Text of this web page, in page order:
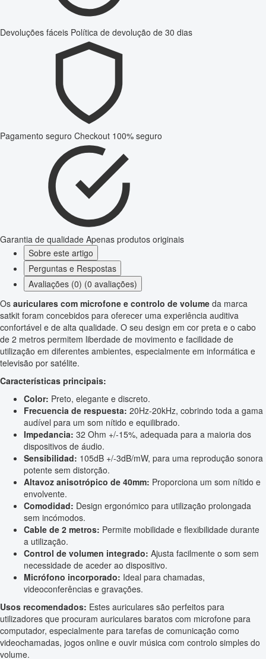
Devoluções fáceis Política de devolução de 30 dias
Pagamento seguro Checkout 100% seguro
Garantia de qualidade Apenas produtos originais
Sobre este artigo
Perguntas e Respostas
Avaliações (0) (0 avaliações)
Os auriculares com microfone e controlo de volume da marca
satkit foram concebidos para oferecer uma experiência auditiva
confortável e de alta qualidade. O seu design em cor preta e o cabo
de 2 metros permitem liberdade de movimento e facilidade de
utilização em diferentes ambientes, especialmente em informática e
televisão por satélite.
Características principais:
Color: Preto, elegante e discreto.
Frecuencia de respuesta: 20Hz-20kHz, cobrindo toda a gama
audível para um som nítido e equilibrado.
Impedancia: 32 Ohm +/-15%, adequada para a maioria dos
dispositivos de áudio.
Sensibilidad: 105dB +/-3dB/mW, para uma reprodução sonora
potente sem distorção.
Altavoz anisotrópico de 40mm: Proporciona um som nítido e
envolvente.
Comodidad: Design ergonómico para utilização prolongada
sem incómodos.
Cable de 2 metros: Permite mobilidade e flexibilidade durante
a utilização.
Control de volumen integrado: Ajusta facilmente o som sem
necessidade de aceder ao dispositivo.
Micrófono incorporado: Ideal para chamadas,
videoconferências e gravações.
Usos recomendados: Estes auriculares são perfeitos para
utilizadores que procuram auriculares baratos com microfone para
computador, especialmente para tarefas de comunicação como
videochamadas, jogos online e ouvir música com controlo simples do
volume.